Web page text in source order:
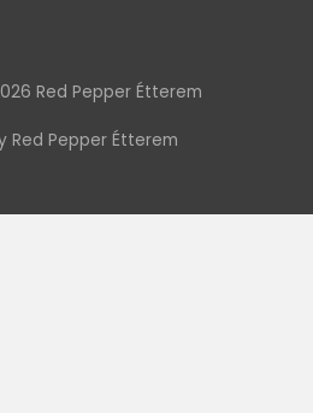
Red Pepper Étterem
Red Pepper Étterem